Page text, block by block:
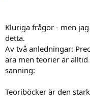
med konstigt register
book för mycket?
Borde inte avgassidan
avgasrester kvar i
in lika mycket färskgaser,
starkare...
Kluriga frågor - men
detta.
Av två anledningar:
ära men teorier är alltid
sanning:
Teoriböcker är den